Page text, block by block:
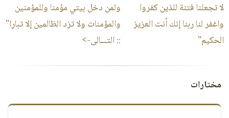
لا تجعلنا فتنة للذين كفروا
واغفر لنا ربنا إنك أنت العزيز
الحكيم"
ولمن دخل بيتي مؤمنا وللمؤمنين
والمؤمنات ولا تزد الظالمين إلا تبارا"
:: التـــالى->
مختارات